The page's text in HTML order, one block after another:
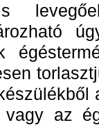
vagy az